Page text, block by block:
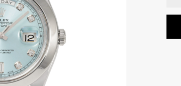
JAEGER LE COULTRE
ジャガー・ルクルト
BVLGARI
ブルガリ
TwinPinky
ツインピンキー アングラー
YUKIZAKI BACHIKAN
ゆきざき バチカン